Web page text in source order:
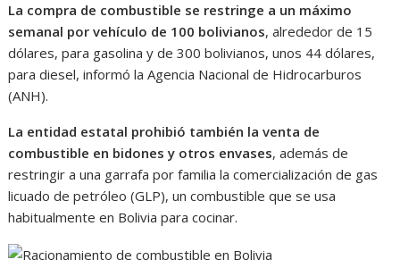
La compra de combustible se restringe a un máximo
semanal por vehículo de 100 bolivianos, alrededor de 15
dólares, para gasolina y de 300 bolivianos, unos 44 dólares,
para diesel, informó la Agencia Nacional de Hidrocarburos
(ANH).
La entidad estatal prohibió también la venta de
combustible en bidones y otros envases, además de
restringir a una garrafa por familia la comercialización de gas
licuado de petróleo (GLP), un combustible que se usa
habitualmente en Bolivia para cocinar.